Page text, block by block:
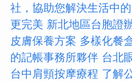
社，協助您解決生活中
更完美 新北地區台胞證
皮膚保養方案 多樣化餐
的記帳事務所夥伴 台北
台中肩頸按摩療程 了解